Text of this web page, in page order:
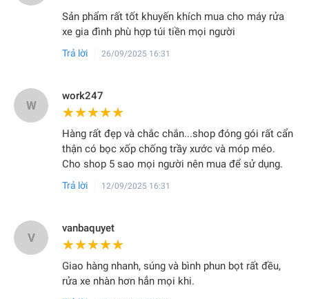
Sản phẩm rất tốt khuyến khích mua cho máy rửa
xe gia đình phù hợp túi tiền mọi người
Trả lời 26/09/2025 16:31
W
work247
★★★★★
★★★★★
Hàng rất đẹp và chắc chắn...shop đóng gói rất cẩn
thận có bọc xốp chống trầy xước và móp méo.
Cho shop 5 sao mọi người nên mua để sử dụng.
Trả lời 12/09/2025 16:31
V
vanbaquyet
★★★★★
★★★★★
Giao hàng nhanh, súng và bình phun bọt rất đều,
rửa xe nhàn hơn hẳn mọi khi.